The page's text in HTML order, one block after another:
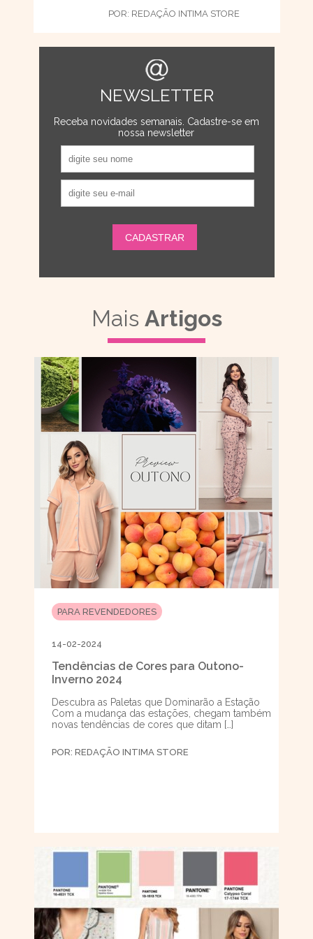
POR: REDAÇÃO INTIMA STORE
NEWSLETTER
Receba novidades semanais. Cadastre-se em
nossa newsletter
Mais Artigos
PARA REVENDEDORES
14-02-2024
Tendências de Cores para Outono-
Inverno 2024
Descubra as Paletas que Dominarão a Estação
Com a mudança das estações, chegam também
novas tendências de cores que ditam […]
POR: REDAÇÃO INTIMA STORE